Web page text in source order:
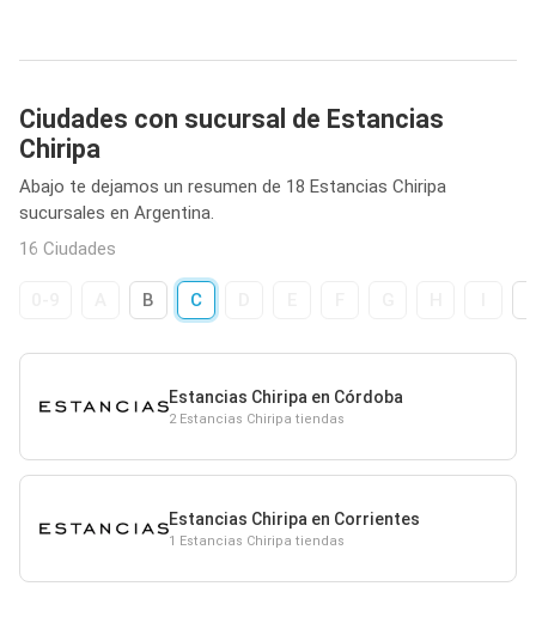
Ciudades con sucursal de Estancias
Chiripa
Abajo te dejamos un resumen de 18 Estancias Chiripa
sucursales en Argentina.
16 Ciudades
B C
Estancias Chiripa en Córdoba
2 Estancias Chiripa tiendas
Estancias Chiripa en Corrientes
1 Estancias Chiripa tiendas